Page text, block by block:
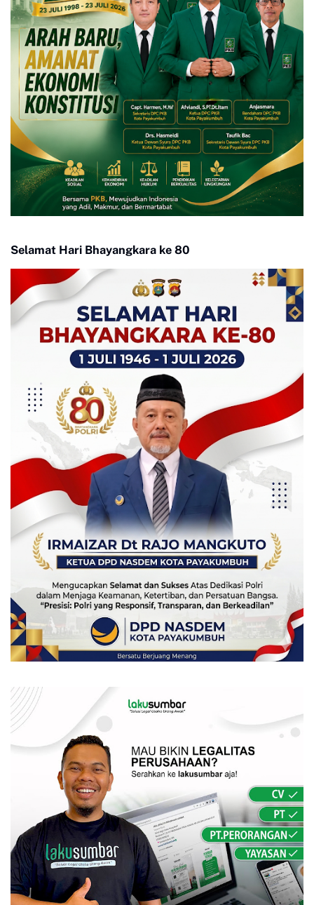
Selamat Hari Bhayangkara ke 80